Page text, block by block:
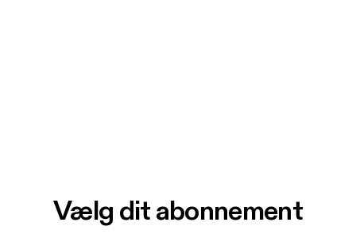
Vælg dit abonnement